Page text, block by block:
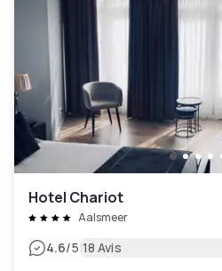
Hotel Chariot
Aalsmeer
4.6/5|18 Avis